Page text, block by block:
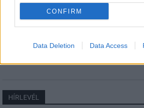
CONFIRM
Data Deletion Data Access
M1 bővítés: már
Bicske Kelet
HÍRLEVÉL